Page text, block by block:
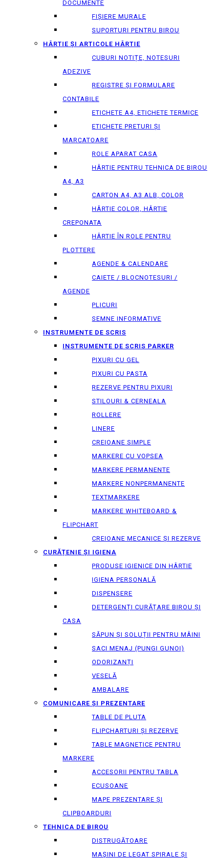
DOCUMENTE
FIȘIERE MURALE
SUPORTURI PENTRU BIROU
HÂRTIE ȘI ARTICOLE HÂRTIE
CUBURI NOTIȚE, NOTESURI
ADEZIVE
REGISTRE ȘI FORMULARE
CONTABILE
ETICHETE A4, ETICHETE TERMICE
ETICHETE PRETURI ȘI
MARCATOARE
ROLE APARAT CASA
HÂRTIE PENTRU TEHNICA DE BIROU
A4, A3
CARTON A4, A3 ALB, COLOR
HÂRTIE COLOR, HÂRTIE
CREPONATA
HÂRTIE ÎN ROLE PENTRU
PLOTTERE
AGENDE & CALENDARE
CAIETE / BLOCNOTESURI /
AGENDE
PLICURI
SEMNE INFORMATIVE
INSTRUMENTE DE SCRIS
INSTRUMENTE DE SCRIS PARKER
PIXURI CU GEL
PIXURI CU PASTA
REZERVE PENTRU PIXURI
STILOURI & СERNEALA
ROLLERE
LINERE
CREIOANE SIMPLE
MARKERE CU VOPSEA
MARKERE PERMANENTE
MARKERE NONPERMANENTE
TEXTMARKERE
MARKERE WHITEBOARD &
FLIPCHART
CREIOANE MECANICE ȘI REZERVE
CURĂȚENIE ȘI IGIENA
PRODUSE IGIENICE DIN HÂRTIE
IGIENA PERSONALĂ
DISPENSERE
DETERGENȚI CURĂȚARE BIROU ȘI
CASA
SĂPUN ȘI SOLUȚII PENTRU MÂINI
SACI MENAJ (PUNGI GUNOI)
ODORIZANȚI
VESELĂ
AMBALARE
COMUNICARE ȘI PREZENTARE
TABLE DE PLUTA
FLIPCHARTURI ȘI REZERVE
TABLE MAGNETICE PENTRU
MARKERE
ACCESORII PENTRU TABLA
ECUSOANE
MAPE PREZENTARE ȘI
CLIPBOARDURI
TEHNICA DE BIROU
DISTRUGĂTOARE
MAȘINI DE LEGAT SPIRALE ȘI